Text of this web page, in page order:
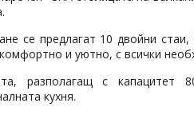
се предлагат 10 двойни
и уютно, с всички
разполагащ с
кухня.